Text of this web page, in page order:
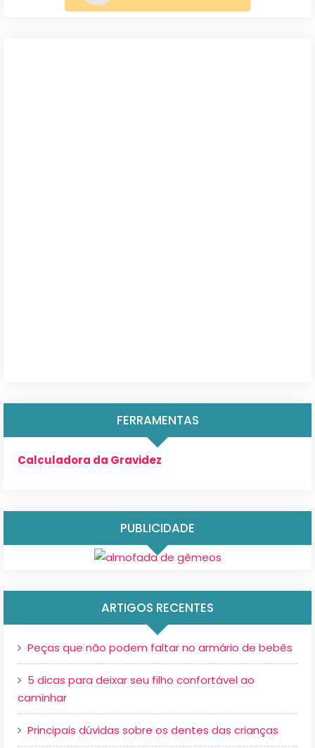
FERRAMENTAS
Calculadora da Gravidez
PUBLICIDADE
ARTIGOS RECENTES
Peças que não podem faltar no armário de bebês
5 dicas para deixar seu filho confortável ao
caminhar
Principais dúvidas sobre os dentes das crianças